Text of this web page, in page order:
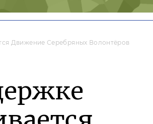
Движение Серебряных Волонтёров